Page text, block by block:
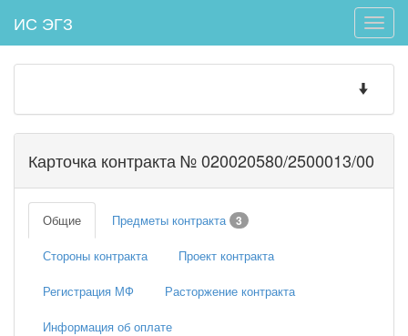
Toggle
ИС ЭГЗ
Toggle
Карточка контракта № 020020580/2500013/00
Общие Предметы контракта 3
Стороны контракта Проект контракта
Регистрация МФ Расторжение контракта
Информация об оплате